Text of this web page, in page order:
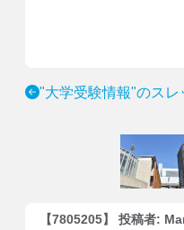
"大学受験情報"のスレ
【7805205】 投稿者: